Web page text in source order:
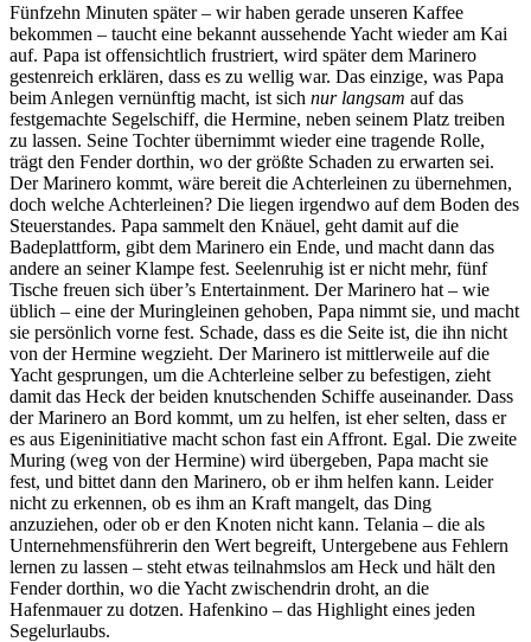
Fünfzehn Minuten später – wir haben gerade unseren Kaffee
bekommen – taucht eine bekannt aussehende Yacht wieder am Kai
auf. Papa ist offensichtlich frustriert, wird später dem Marinero
gestenreich erklären, dass es zu wellig war. Das einzige, was Papa
beim Anlegen vernünftig macht, ist sich nur langsam auf das
festgemachte Segelschiff, die Hermine, neben seinem Platz treiben
zu lassen. Seine Tochter übernimmt wieder eine tragende Rolle,
trägt den Fender dorthin, wo der größte Schaden zu erwarten sei.
Der Marinero kommt, wäre bereit die Achterleinen zu übernehmen,
doch welche Achterleinen? Die liegen irgendwo auf dem Boden des
Steuerstandes. Papa sammelt den Knäuel, geht damit auf die
Badeplattform, gibt dem Marinero ein Ende, und macht dann das
andere an seiner Klampe fest. Seelenruhig ist er nicht mehr, fünf
Tische freuen sich über’s Entertainment. Der Marinero hat – wie
üblich – eine der Muringleinen gehoben, Papa nimmt sie, und macht
sie persönlich vorne fest. Schade, dass es die Seite ist, die ihn nicht
von der Hermine wegzieht. Der Marinero ist mittlerweile auf die
Yacht gesprungen, um die Achterleine selber zu befestigen, zieht
damit das Heck der beiden knutschenden Schiffe auseinander. Dass
der Marinero an Bord kommt, um zu helfen, ist eher selten, dass er
es aus Eigeninitiative macht schon fast ein Affront. Egal. Die zweite
Muring (weg von der Hermine) wird übergeben, Papa macht sie
fest, und bittet dann den Marinero, ob er ihm helfen kann. Leider
nicht zu erkennen, ob es ihm an Kraft mangelt, das Ding
anzuziehen, oder ob er den Knoten nicht kann. Telania – die als
Unternehmensführerin den Wert begreift, Untergebene aus Fehlern
lernen zu lassen – steht etwas teilnahmslos am Heck und hält den
Fender dorthin, wo die Yacht zwischendrin droht, an die
Hafenmauer zu dotzen. Hafenkino – das Highlight eines jeden
Segelurlaubs.